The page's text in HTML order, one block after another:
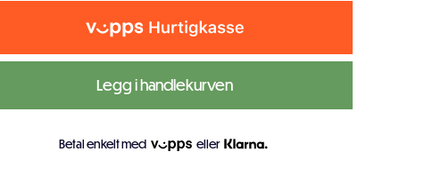
Legg i handlekurven
Betal enkelt med eller